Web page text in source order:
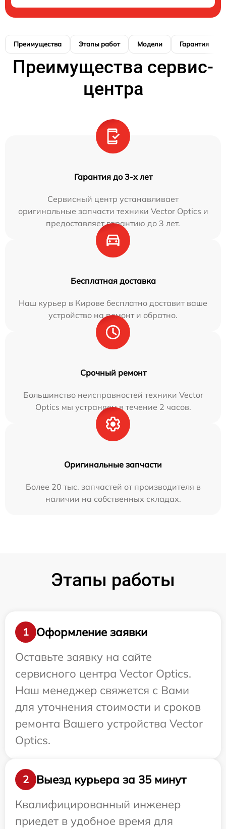
Преимущества Этапы работ Модели Гарантия
Преимущества сервис-
центра
Гарантия до 3-х лет
Сервисный центр устанавливает
оригинальные запчасти техники Vector Optics и
предоставляет гарантию до 3 лет.
Бесплатная доставка
Наш курьер в Кирове бесплатно доставит ваше
устройство на ремонт и обратно.
Срочный ремонт
Большинство неисправностей техники Vector
Optics мы устраняем в течение 2 часов.
Оригинальные запчасти
Более 20 тыс. запчастей от производителя в
наличии на собственных складах.
Этапы работы
1
Оформление заявки
Оставьте заявку на сайте
сервисного центра Vector Optics.
Наш менеджер свяжется с Вами
для уточнения стоимости и сроков
ремонта Вашего устройства Vector
Optics.
2
Выезд курьера за 35 минут
Квалифицированный инженер
приедет в удобное время для